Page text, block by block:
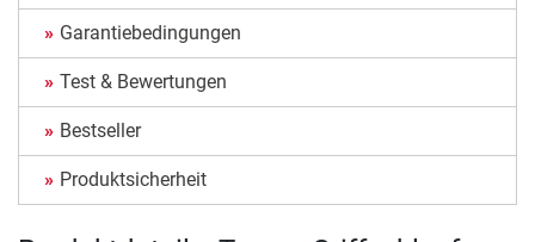
Garantiebedingungen
Test & Bewertungen
Bestseller
Produktsicherheit